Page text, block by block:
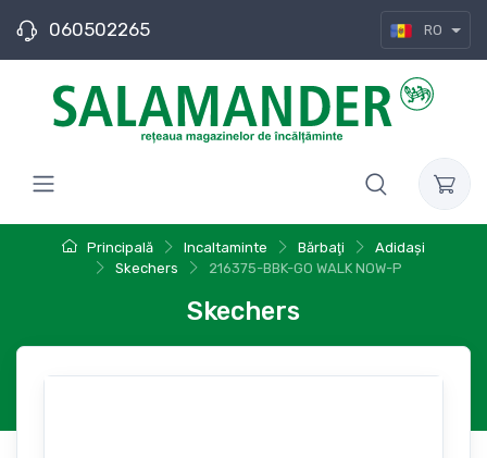
060502265 RO
Principală Incaltaminte Bărbaţi
Adidași
Skechers
216375-BBK-GO WALK NOW-P
Skechers